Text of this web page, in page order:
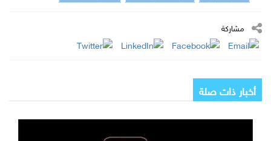
مشاركة
أخبار ذات صلة